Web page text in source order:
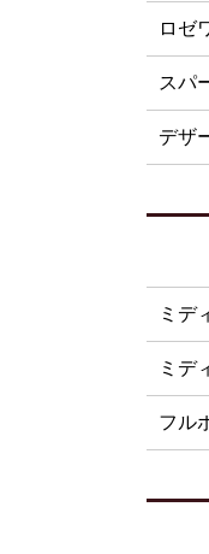
ロゼ
スパ
デザ
ミデ
ミデ
フル